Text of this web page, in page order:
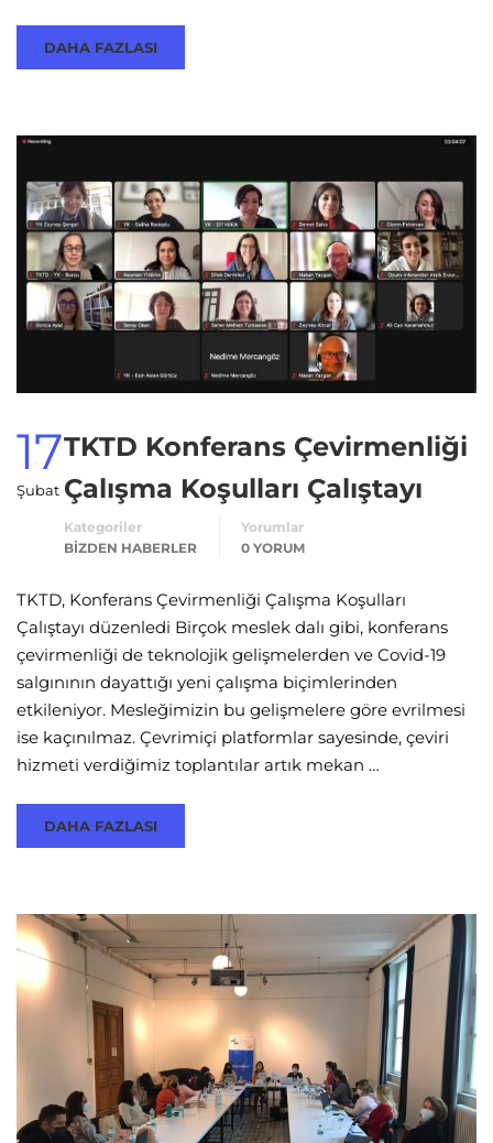
DAHA FAZLASI
17
Şubat
TKTD Konferans Çevirmenliği
Çalışma Koşulları Çalıştayı
Kategoriler
BIZDEN HABERLER
Yorumlar
0 YORUM
TKTD, Konferans Çevirmenliği Çalışma Koşulları
Çalıştayı düzenledi Birçok meslek dalı gibi, konferans
çevirmenliği de teknolojik gelişmelerden ve Covid-19
salgınının dayattığı yeni çalışma biçimlerinden
etkileniyor. Mesleğimizin bu gelişmelere göre evrilmesi
ise kaçınılmaz. Çevrimiçi platformlar sayesinde, çeviri
hizmeti verdiğimiz toplantılar artık mekan …
DAHA FAZLASI